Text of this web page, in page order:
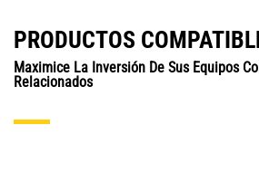
PRODUCTOS
Maximice La Inversión De Sus Equipos
Relacionados